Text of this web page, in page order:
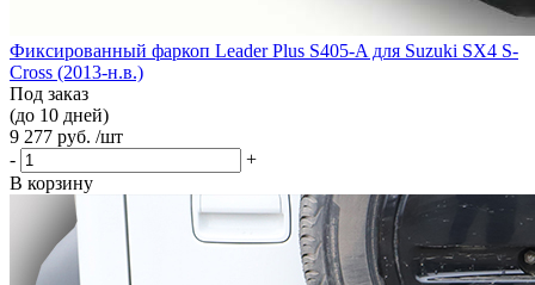
Фиксированный фаркоп Leader Plus S405-A для Suzuki SX4 S-
Cross (2013-н.в.)
Под заказ
(до 10 дней)
9 277 руб. /шт
-
+
В корзину